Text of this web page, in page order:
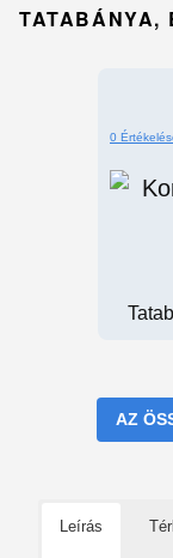
TATABÁNYA,
0
AZ
Leírás